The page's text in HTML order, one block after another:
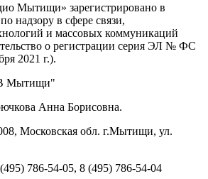
Мытищи» зарегистрировано в
надзору в сфере связи,
и массовых коммуникаций
о регистрации серия ЭЛ № ФС
2021 г.).
Мытищи"
Анна Борисовна.
Московская обл. г.Мытищи, ул.
786-54-05, 8 (495) 786-54-04